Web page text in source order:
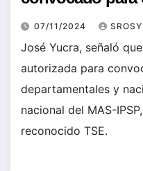
07/11/2024
José Yucra, señaló
autorizada para
departamentales y
nacional del MAS-
reconocido TSE.